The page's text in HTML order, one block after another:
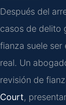
Después del
casos de delito
fianza suele ser
real. Un
revisión de
Court,